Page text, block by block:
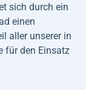
sich durch ein
einen
aller unserer in
für den Einsatz